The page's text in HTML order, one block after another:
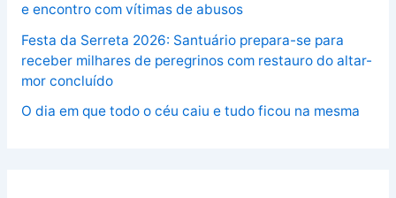
e encontro com vítimas de abusos
Festa da Serreta 2026: Santuário prepara-se para
receber milhares de peregrinos com restauro do altar-
mor concluído
O dia em que todo o céu caiu e tudo ficou na mesma